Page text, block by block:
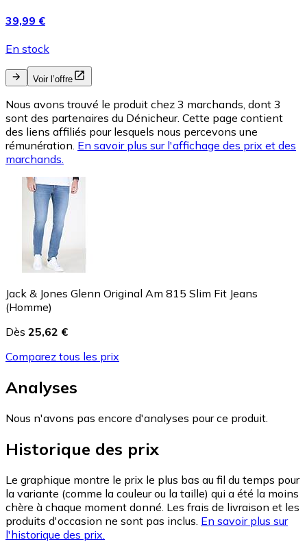
39,99 €
En stock
Voir l’offre
Nous avons trouvé le produit chez 3 marchands, dont 3
sont des partenaires du Dénicheur. Cette page contient
des liens affiliés pour lesquels nous percevons une
rémunération. En savoir plus sur l'affichage des prix et des
marchands.
Jack & Jones Glenn Original Am 815 Slim Fit Jeans
(Homme)
Dès 25,62 €
Comparez tous les prix
Analyses
Nous n'avons pas encore d'analyses pour ce produit.
Historique des prix
Le graphique montre le prix le plus bas au fil du temps pour
la variante (comme la couleur ou la taille) qui a été la moins
chère à chaque moment donné. Les frais de livraison et les
produits d'occasion ne sont pas inclus. En savoir plus sur
l'historique des prix.